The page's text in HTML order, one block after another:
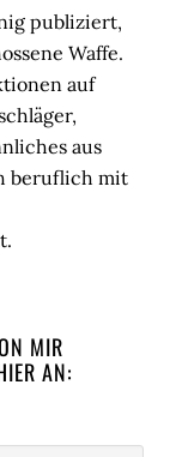
publiziert,
Waffe.
auf
aus
beruflich mit
MIR
AN: